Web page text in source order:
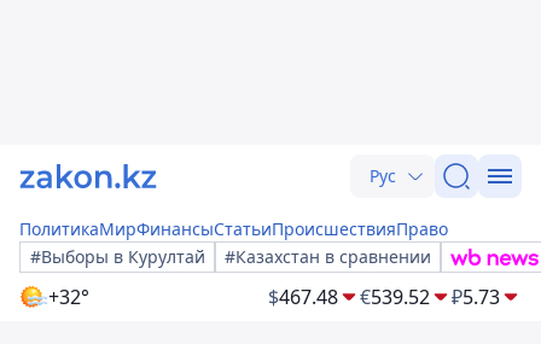
Рус
ПолитикаМирФинансыСтатьиПроисшествияПраво
#Выборы в Курултай
#Казахстан в сравнении
+32° $467.48 €539.52 ₽5.73